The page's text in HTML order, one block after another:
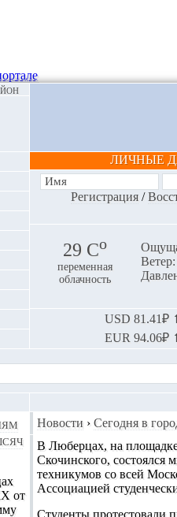
ЛИЧНЫЕ
Регистрация/
29 Сo
переменная
облачность
USD 81.41₽
EUR 94.06₽
Новости › Сегодня в
В Люберцах, на
Скочинского, состоялся
техникумов со всей
Ассоциацией
Студенты протестовали
от